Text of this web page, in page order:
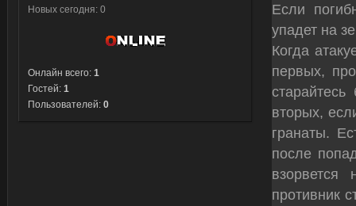
Если
упадет на
Когда
первых,
вторых,
гранаты.
после
противник
Новых сегодня: 0
Онлайн всего: 1
Гостей: 1
Пользователей: 0